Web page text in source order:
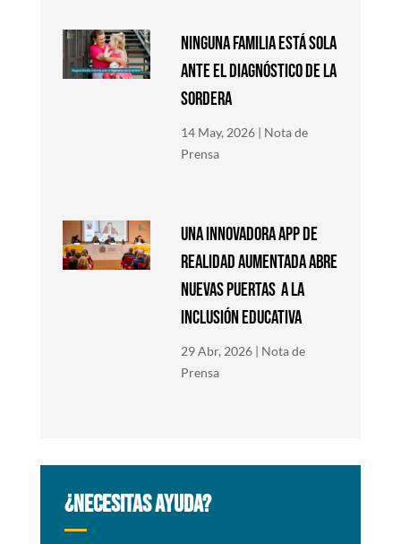
NINGUNA FAMILIA ESTÁ SOLA
ANTE EL DIAGNÓSTICO DE LA
SORDERA
14 May, 2026 | Nota de
Prensa
Una innovadora app de
Realidad Aumentada abre
nuevas puertas a la
inclusión educativa
29 Abr, 2026 | Nota de
Prensa
¿NECESITAS AYUDA?